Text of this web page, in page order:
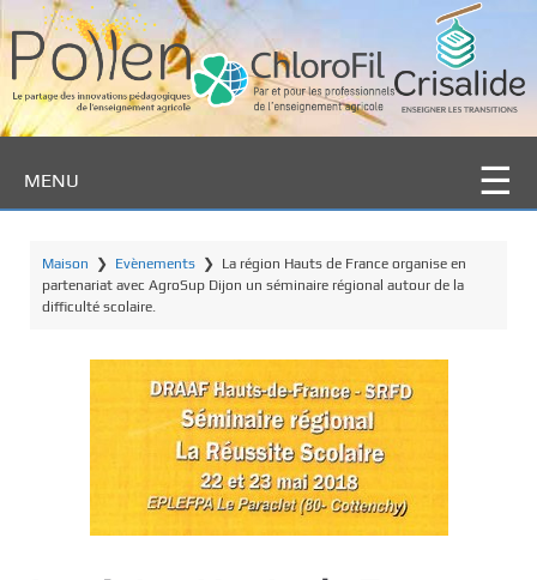
a
e
u
MENU
Maison ❯ Evènements ❯ La région Hauts de France organise en
partenariat avec AgroSup Dijon un séminaire régional autour de la
difficulté scolaire.